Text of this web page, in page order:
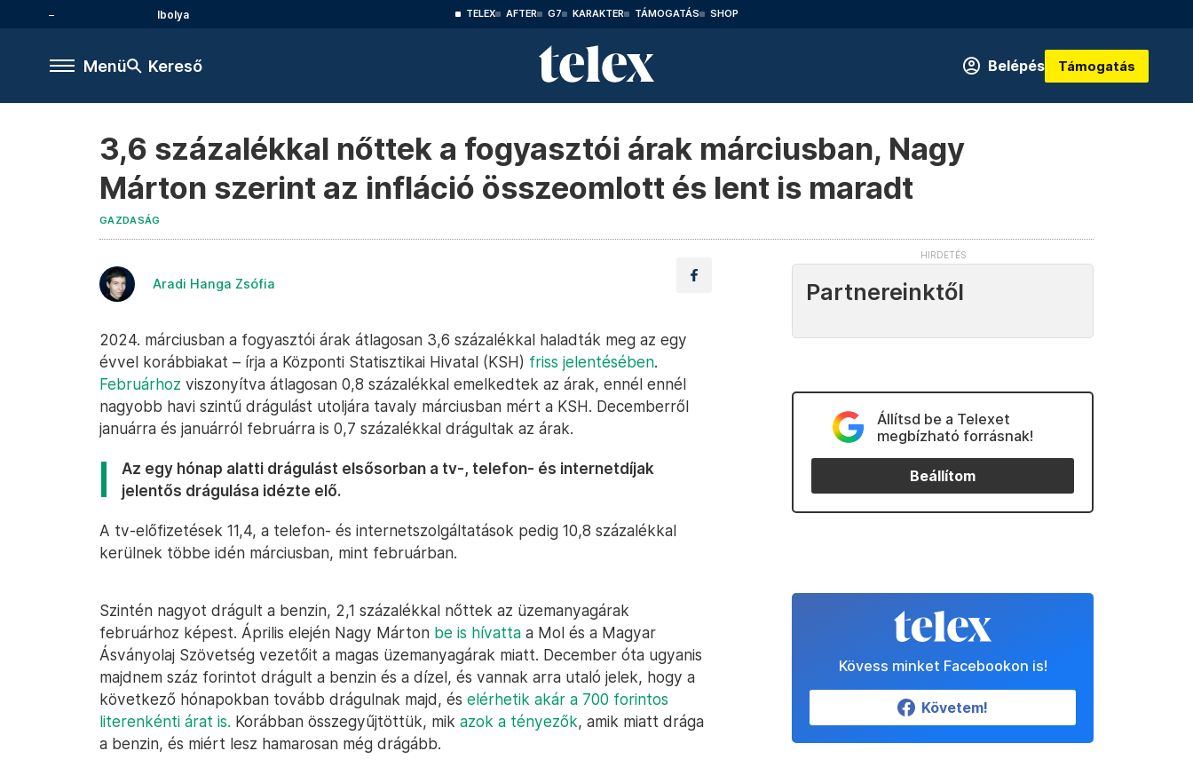
Ibolya TELEX AFTER G7 KARAKTER TÁMOGATÁS SHOP
Menü Kereső Belépés Támogatás
3,6 százalékkal nőttek a fogyasztói árak márciusban, Nagy
Márton szerint az infláció összeomlott és lent is maradt
GAZDASÁG
Aradi Hanga Zsófia
2024. márciusban a fogyasztói árak átlagosan 3,6 százalékkal haladták meg az egy
évvel korábbiakat – írja a Központi Statisztikai Hivatal (KSH) friss jelentésében.
Februárhoz viszonyítva átlagosan 0,8 százalékkal emelkedtek az árak, ennél ennél
nagyobb havi szintű drágulást utoljára tavaly márciusban mért a KSH. Decemberről
januárra és januárról februárra is 0,7 százalékkal drágultak az árak.
Az egy hónap alatti drágulást elsősorban a tv-, telefon- és internetdíjak
jelentős drágulása idézte elő.
A tv-előfizetések 11,4, a telefon- és internetszolgáltatások pedig 10,8 százalékkal
kerülnek többe idén márciusban, mint februárban.
Szintén nagyot drágult a benzin, 2,1 százalékkal nőttek az üzemanyagárak
februárhoz képest. Április elején Nagy Márton be is hívatta a Mol és a Magyar
Ásványolaj Szövetség vezetőit a magas üzemanyagárak miatt. December óta ugyanis
majdnem száz forintot drágult a benzin és a dízel, és vannak arra utaló jelek, hogy a
következő hónapokban tovább drágulnak majd, és elérhetik akár a 700 forintos
literenkénti árat is. Korábban összegyűjtöttük, mik azok a tényezők, amik miatt drága
a benzin, és miért lesz hamarosan még drágább.
Partnereinktől
Állítsd be a Telexet
megbízható forrásnak!
Beállítom
Kövess minket Facebookon is!
Követem!